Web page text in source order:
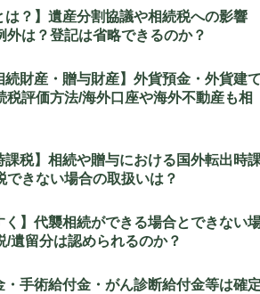
は？】遺産分割協議や相続税への影響
外は？登記は省略できるのか？
続財産・贈与財産】外貨預金・外貨建
税評価方法/海外口座や海外不動産も相
課税】相続や贈与における国外転出時
できない場合の取扱いは？
く】代襲相続ができる場合とできない
/遺留分は認められるのか？
手術給付金・がん診断給付金等は確